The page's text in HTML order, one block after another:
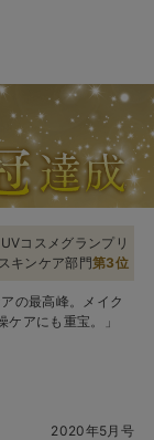
コスメグランプリ
スキンケア部門第3位
アの最高峰。メイク
ケアにも重宝。」
2020年5月号